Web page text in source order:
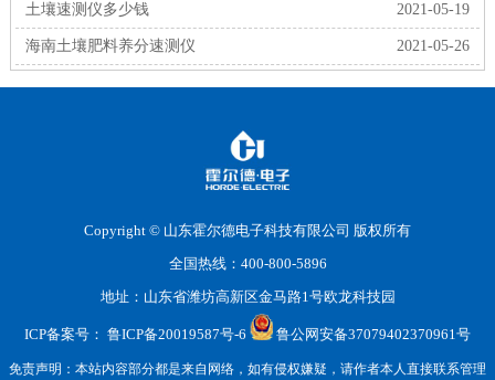
2021-05-19
土壤速测仪多少钱
2021-05-26
海南土壤肥料养分速测仪
Copyright © 山东霍尔德电子科技有限公司 版权所有
全国热线：400-800-5896
地址：山东省潍坊高新区金马路1号欧龙科技园
ICP备案号： 鲁ICP备20019587号-6 鲁公网安备37079402370961号
免责声明：本站内容部分都是来自网络，如有侵权嫌疑，请作者本人直接联系管理